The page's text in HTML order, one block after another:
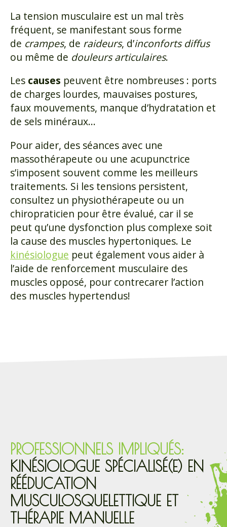
La tension musculaire est un mal très
fréquent, se manifestant sous forme
de crampes, de raideurs, d’inconforts diffus
ou même de douleurs articulaires.
Les causes peuvent être nombreuses : ports
de charges lourdes, mauvaises postures,
faux mouvements, manque d’hydratation et
de sels minéraux…
Pour aider, des séances avec une
massothérapeute ou une acupunctrice
s’imposent souvent comme les meilleurs
traitements. Si les tensions persistent,
consultez un physiothérapeute ou un
chiropraticien pour être évalué, car il se
peut qu’une dysfonction plus complexe soit
la cause des muscles hypertoniques. Le
kinésiologue peut également vous aider à
l’aide de renforcement musculaire des
muscles opposé, pour contrecarer l’action
des muscles hypertendus!
PROFESSIONNELS IMPLIQUÉS:
KINÉSIOLOGUE SPÉCIALISÉ(E) EN
RÉÉDUCATION
MUSCULOSQUELETTIQUE ET
THÉRAPIE MANUELLE